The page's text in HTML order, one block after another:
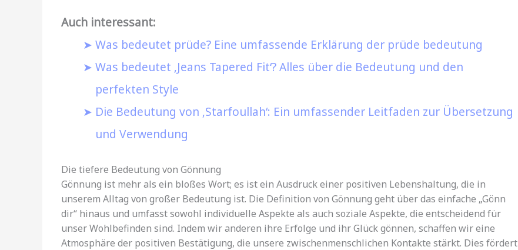
Auch interessant:
Was bedeutet prüde? Eine umfassende Erklärung der prüde bedeutung
Was bedeutet ‚Jeans Tapered Fit‘? Alles über die Bedeutung und den
perfekten Style
Die Bedeutung von ‚Starfoullah‘: Ein umfassender Leitfaden zur Übersetzung
und Verwendung
Die tiefere Bedeutung von Gönnung
Gönnung ist mehr als ein bloßes Wort; es ist ein Ausdruck einer positiven Lebenshaltung, die in
unserem Alltag von großer Bedeutung ist. Die Definition von Gönnung geht über das einfache „Gönn
dir“ hinaus und umfasst sowohl individuelle Aspekte als auch soziale Aspekte, die entscheidend für
unser Wohlbefinden sind. Indem wir anderen ihre Erfolge und ihr Glück gönnen, schaffen wir eine
Atmosphäre der positiven Bestätigung, die unsere zwischenmenschlichen Kontakte stärkt. Dies fördert